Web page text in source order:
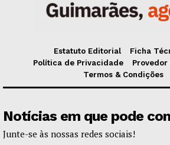
Estatuto Editorial
Ficha
Política de Privacidade
Termos & Condições
Notícias em que pode
Junte-se às nossas redes sociais!